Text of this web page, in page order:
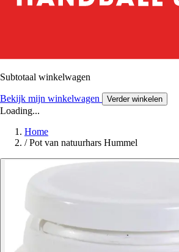
Subtotaal winkelwagen
Bekijk mijn winkelwagen Verder winkelen
Loading...
Home
/ Pot van natuurhars Hummel